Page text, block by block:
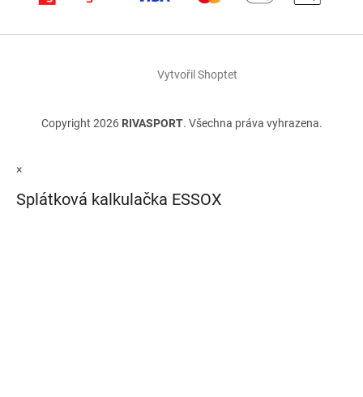
Vytvořil Shoptet
Copyright 2026 RIVASPORT. Všechna práva vyhrazena.
×
Splátková kalkulačka ESSOX